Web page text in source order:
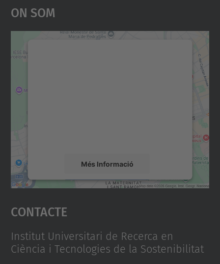
On Som
Més Informació
Accepta
powered by
Contacte
Institut Universitari de Recerca en
Ciència i Tecnologies de la Sostenibilitat